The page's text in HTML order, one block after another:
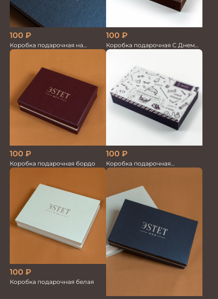
100 ₽
Коробка подарочная на
магните большая
100 ₽
Коробка подарочная С Днем
рождения
100 ₽
Коробка подарочная бордо
100 ₽
Коробка подарочная
Настоящий мужчина
100 ₽
Коробка подарочная белая